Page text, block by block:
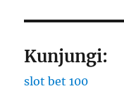
Kunjungi:
slot bet 100